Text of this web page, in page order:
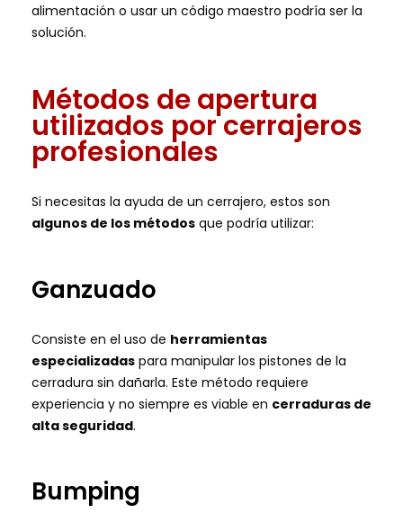
alimentación o usar un código maestro podría ser la
solución.
Métodos de apertura
utilizados por cerrajeros
profesionales
Si necesitas la ayuda de un cerrajero, estos son
algunos de los métodos que podría utilizar:
Ganzuado
Consiste en el uso de herramientas
especializadas para manipular los pistones de la
cerradura sin dañarla. Este método requiere
experiencia y no siempre es viable en cerraduras de
alta seguridad.
Bumping